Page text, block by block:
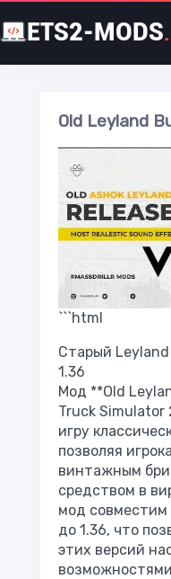
ETS2-MODS
Old Leyland
```html
Старый
1.36
Мод **Old
Truck Simulator
игру
позволяя
винтажным
средством в
мод совместим
до 1.36, что
этих версий